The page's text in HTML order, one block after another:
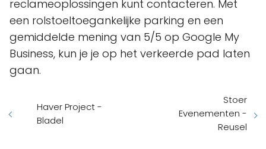
reclameoplossingen kunt contacteren. Met
een rolstoeltoegankelijke parking en een
gemiddelde mening van 5/5 op Google My
Business, kun je je op het verkeerde pad laten
gaan.
Haver Project -
Bladel
Stoer
Evenementen -
Reusel